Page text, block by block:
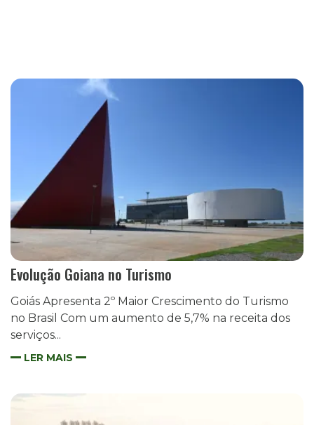
Evolução Goiana no Turismo
Goiás Apresenta 2º Maior Crescimento do Turismo
no Brasil Com um aumento de 5,7% na receita dos
serviços...
LER MAIS